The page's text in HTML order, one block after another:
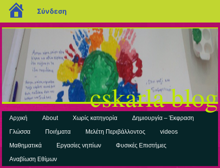
cskarla blog
Αρχική About Χωρίς κατηγορία
Δημιουργία – Έκφραση
Γλώσσα
Ποιήματα Μελέτη Περιβάλλοντος
videos
Μαθηματικά
Εργασίες νηπίων
Φυσικές Επιστήμες
Αναβίωση Εθίμων
blogs.sch.gr
Σύνδεση